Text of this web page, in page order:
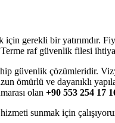
gerekli bir yatırımdır.
raf güvenlik filesi
güvenlik çözümleridir.
ömürlü ve dayanıklı
olan +90 553 254 17
sunmak için